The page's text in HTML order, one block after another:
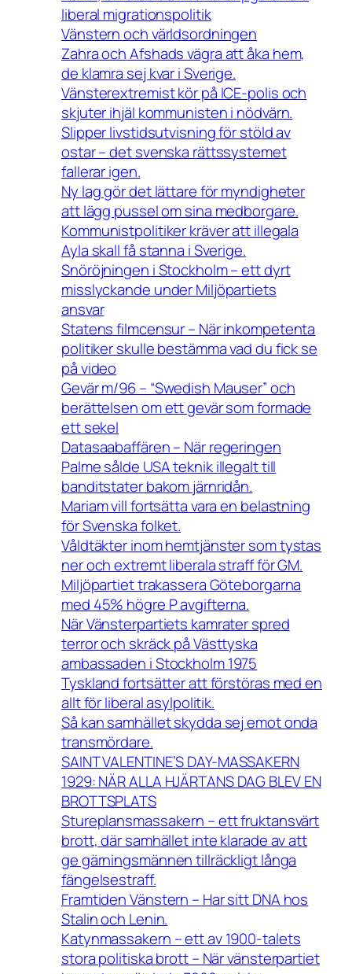
liberal migrationspolitik
Vänstern och världsordningen
Zahra och Afshads vägra att åka hem,
de klamra sej kvar i Sverige.
Vänsterextremist kör på ICE-polis och
skjuter ihjäl kommunisten i nödvärn.
Slipper livstidsutvisning för stöld av
ostar – det svenska rättssystemet
fallerar igen.
Ny lag gör det lättare för myndigheter
att lägg pussel om sina medborgare.
Kommunistpolitiker kräver att illegala
Ayla skall få stanna i Sverige.
Snöröjningen i Stockholm – ett dyrt
misslyckande under Miljöpartiets
ansvar
Statens filmcensur – När inkompetenta
politiker skulle bestämma vad du fick se
på video
Gevär m/96 – “Swedish Mauser” och
berättelsen om ett gevär som formade
ett sekel
Datasaabaffären – När regeringen
Palme sålde USA teknik illegalt till
banditstater bakom järnridån.
Mariam vill fortsätta vara en belastning
för Svenska folket.
Våldtäkter inom hemtjänster som tystas
ner och extremt liberala straff för GM.
Miljöpartiet trakassera Göteborgarna
med 45% högre P avgifterna.
När Vänsterpartiets kamrater spred
terror och skräck på Västtyska
ambassaden i Stockholm 1975
Tyskland fortsätter att förstöras med en
allt för liberal asylpolitik.
Så kan samhället skydda sej emot onda
transmördare.
SAINT VALENTINE’S DAY-MASSAKERN
1929: NÄR ALLA HJÄRTANS DAG BLEV EN
BROTTSPLATS
Stureplansmassakern – ett fruktansvärt
brott, där samhället inte klarade av att
ge gärningsmännen tillräckligt långa
fängelsestraff.
Framtiden Vänstern – Har sitt DNA hos
Stalin och Lenin.
Katynmassakern – ett av 1900-talets
stora politiska brott – När vänsterpartiet